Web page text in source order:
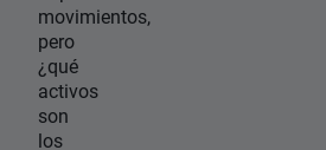
movimientos,
pero
¿qué
activos
son
los